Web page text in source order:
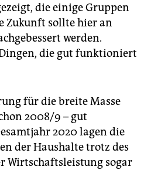
die einige Gruppen
Zukunft sollte hier an
werden.
die gut funktio­niert
für die breite Masse
2008/9 – gut
2020 lagen die
der Haushalte trotz des
Wirtschaftsleistung sogar